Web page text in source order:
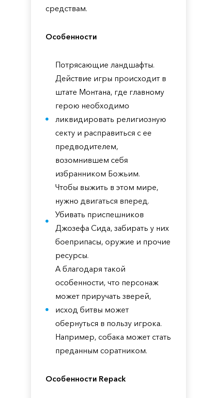
средствам.
Особенности
Потрясающие ландшафты.
Действие игры происходит в
штате Монтана, где главному
герою необходимо
ликвидировать религиозную
секту и расправиться с ее
предводителем,
возомнившем себя
избранником Божьим.
Чтобы выжить в этом мире,
нужно двигаться вперед.
Убивать приспешников
Джозефа Сида, забирать у них
боеприпасы, оружие и прочие
ресурсы.
А благодаря такой
особенности, что персонаж
может приручать зверей,
исход битвы может
обернуться в пользу игрока.
Например, собака может стать
преданным соратником.
Особенности Repack